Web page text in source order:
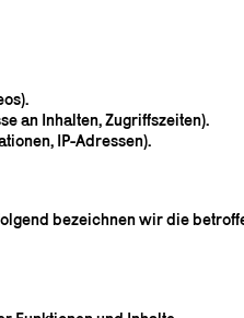
an Inhalten, Zugriffszeiten).
IP-Adressen).
bezeichnen wir die